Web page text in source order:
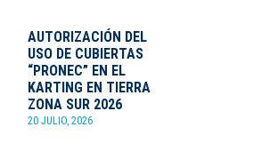
AUTORIZACIÓN DEL
USO DE CUBIERTAS
“PRONEC” EN EL
KARTING EN TIERRA
ZONA SUR 2026
20 JULIO, 2026